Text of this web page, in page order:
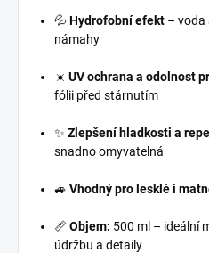
💦Hydrofobní efekt – voda
námahy
☀️UV ochrana a odolnost
fólii před stárnutím
✨ Zlepšení hladkosti a
snadno omyvatelná
🚙 Vhodný pro lesklé i
📏 Objem: 500 ml – ideální
údržbu a detaily